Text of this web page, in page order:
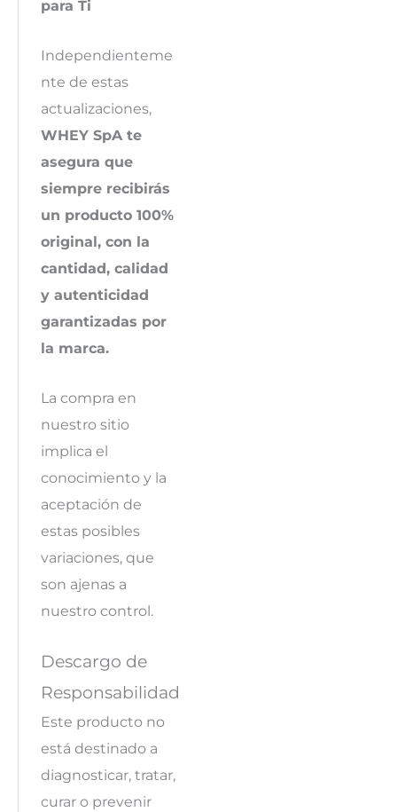
para Ti
Independienteme
nte de estas
actualizaciones,
WHEY SpA te
asegura que
siempre recibirás
un producto 100%
original, con la
cantidad, calidad
y autenticidad
garantizadas por
la marca.
La compra en
nuestro sitio
implica el
conocimiento y la
aceptación de
estas posibles
variaciones, que
son ajenas a
nuestro control.
Descargo de
Responsabilidad
Este producto no
está destinado a
diagnosticar, tratar,
curar o prevenir